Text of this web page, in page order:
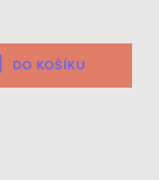
DO KOŠÍKU